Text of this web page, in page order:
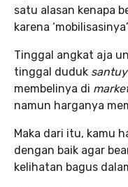
satu alasan kenapa
karena
Tinggal angkat aja
tinggal duduk santuy
membelinya di
namun harganya
Maka dari itu, kamu
dengan baik agar
kelihatan bagus